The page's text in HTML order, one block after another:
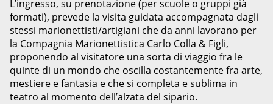
L’ingresso, su prenotazione (per scuole o gruppi già
formati), prevede la visita guidata accompagnata dagli
stessi marionettisti/artigiani che da anni lavorano per
la Compagnia Marionettistica Carlo Colla & Figli,
proponendo al visitatore una sorta di viaggio fra le
quinte di un mondo che oscilla costantemente fra arte,
mestiere e fantasia e che si completa e sublima in
teatro al momento dell’alzata del sipario.